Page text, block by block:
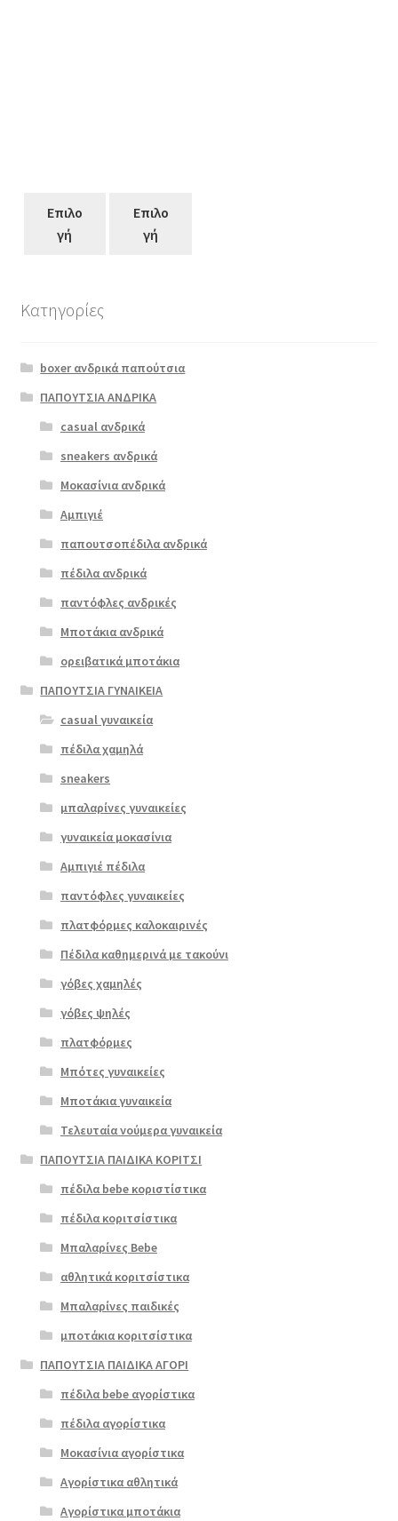
Επιλο
γή
Επιλο
γή
Softies 7144
μπορντώ
ΠΡΟΣΦΟΡΆ!
89.00
Original
price
€89.00.
€ 72.00Η
τρέχουσα
είναι:
€72.00.
Επιλο
προϊόν
έχει
πολλαπλές
επιλογές
μπορούν
επιλεγούν
στη
σελίδα
προϊόντος
Κατηγορίες
boxer ανδρικά παπούτσια
ΠΑΠΟΥΤΣΙΑ ΑΝΔΡΙΚΑ
casual ανδρικά
sneakers ανδρικά
Μοκασίνια ανδρικά
Αμπιγιέ
παπουτσοπέδιλα ανδρικά
πέδιλα ανδρικά
παντόφλες ανδρικές
Μποτάκια ανδρικά
ορειβατικά μποτάκια
ΠΑΠΟΥΤΣΙΑ ΓΥΝΑΙΚΕΙΑ
casual γυναικεία
πέδιλα χαμηλά
sneakers
μπαλαρίνες γυναικείες
γυναικεία μοκασίνια
Αμπιγιέ πέδιλα
παντόφλες γυναικείες
πλατφόρμες καλοκαιρινές
Πέδιλα καθημερινά με τακούνι
γόβες χαμηλές
γόβες ψηλές
πλατφόρμες
Μπότες γυναικείες
Μποτάκια γυναικεία
Τελευταία νούμερα γυναικεία
ΠΑΠΟΥΤΣΙΑ ΠΑΙΔΙΚΑ ΚΟΡΙΤΣΙ
πέδιλα bebe κοριστίστικα
πέδιλα κοριτσίστικα
Μπαλαρίνες Bebe
αθλητικά κοριτσίστικα
Μπαλαρίνες παιδικές
μποτάκια κοριτσίστικα
ΠΑΠΟΥΤΣΙΑ ΠΑΙΔΙΚΑ ΑΓΟΡΙ
πέδιλα bebe αγορίστικα
πέδιλα αγορίστικα
Μοκασίνια αγορίστικα
Αγορίστικα αθλητικά
Αγορίστικα μποτάκια